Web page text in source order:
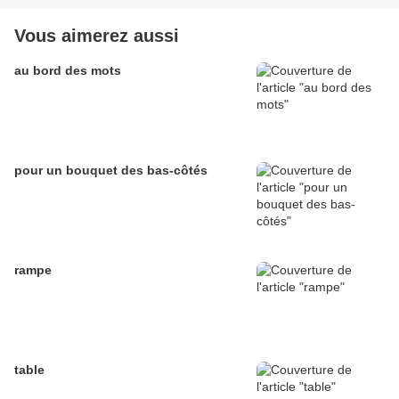
Vous aimerez aussi
au bord des mots
pour un bouquet des bas-côtés
rampe
table